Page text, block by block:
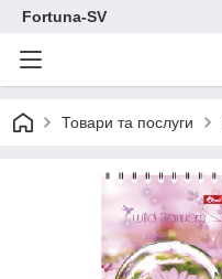
Fortuna-SV
Товари та послуги